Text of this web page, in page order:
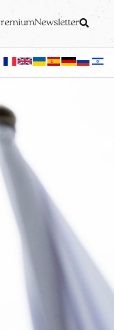
Newsletter